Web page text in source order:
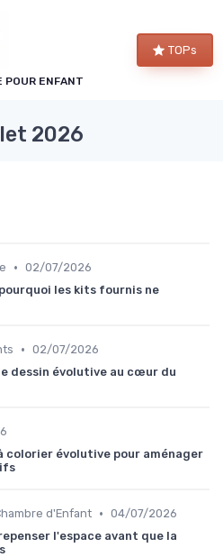
POUR ENFANT
TOPs
2026
• 02/07/2026
les kits fournis ne
• 02/07/2026
dessin évolutive au cœur du
colorier évolutive pour aménager
d'Enfant • 04/07/2026
l'espace avant que la